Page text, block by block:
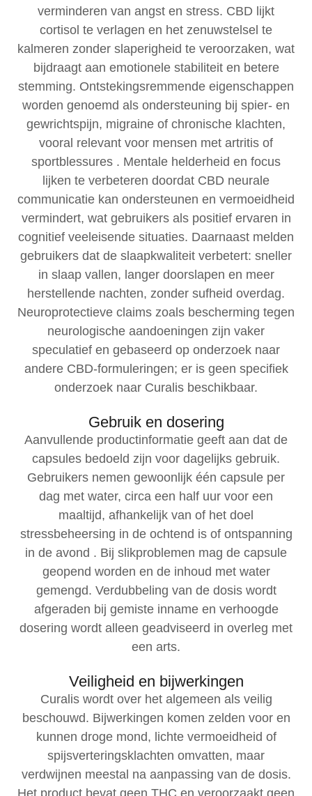
verminderen van angst en stress. CBD lijkt
cortisol te verlagen en het zenuwstelsel te
kalmeren zonder slaperigheid te veroorzaken, wat
bijdraagt aan emotionele stabiliteit en betere
stemming. Ontstekingsremmende eigenschappen
worden genoemd als ondersteuning bij spier- en
gewrichtspijn, migraine of chronische klachten,
vooral relevant voor mensen met artritis of
sportblessures . Mentale helderheid en focus
lijken te verbeteren doordat CBD neurale
communicatie kan ondersteunen en vermoeidheid
vermindert, wat gebruikers als positief ervaren in
cognitief veeleisende situaties. Daarnaast melden
gebruikers dat de slaapkwaliteit verbetert: sneller
in slaap vallen, langer doorslapen en meer
herstellende nachten, zonder sufheid overdag.
Neuroprotectieve claims zoals bescherming tegen
neurologische aandoeningen zijn vaker
speculatief en gebaseerd op onderzoek naar
andere CBD-formuleringen; er is geen specifiek
onderzoek naar Curalis beschikbaar.
Gebruik en dosering
Aanvullende productinformatie geeft aan dat de
capsules bedoeld zijn voor dagelijks gebruik.
Gebruikers nemen gewoonlijk één capsule per
dag met water, circa een half uur voor een
maaltijd, afhankelijk van of het doel
stressbeheersing in de ochtend is of ontspanning
in de avond . Bij slikproblemen mag de capsule
geopend worden en de inhoud met water
gemengd. Verdubbeling van de dosis wordt
afgeraden bij gemiste inname en verhoogde
dosering wordt alleen geadviseerd in overleg met
een arts.
Veiligheid en bijwerkingen
Curalis wordt over het algemeen als veilig
beschouwd. Bijwerkingen komen zelden voor en
kunnen droge mond, lichte vermoeidheid of
spijsverteringsklachten omvatten, maar
verdwijnen meestal na aanpassing van de dosis.
Het product bevat geen THC en veroorzaakt geen